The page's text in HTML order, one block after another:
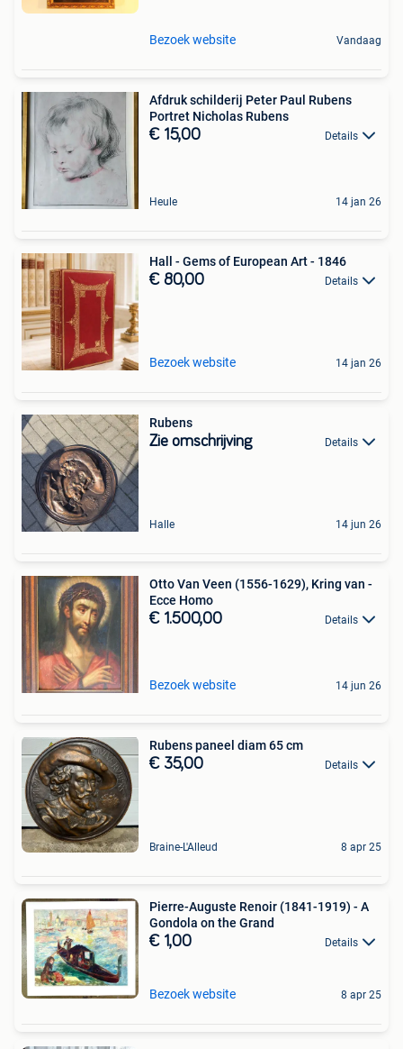
Bezoek website Vandaag
Afdruk schilderij Peter Paul Rubens
Portret Nicholas Rubens
€ 15,00 Details
Heule 14 jan 26
Hall - Gems of European Art - 1846
€ 80,00 Details
Bezoek website 14 jan 26
Rubens
Zie omschrijving Details
Halle 14 jun 26
Otto Van Veen (1556-1629), Kring van -
Ecce Homo
€ 1.500,00 Details
Bezoek website 14 jun 26
Rubens paneel diam 65 cm
€ 35,00 Details
Braine-L'Alleud 8 apr 25
Pierre-Auguste Renoir (1841-1919) - A
Gondola on the Grand
€ 1,00 Details
Bezoek website 8 apr 25